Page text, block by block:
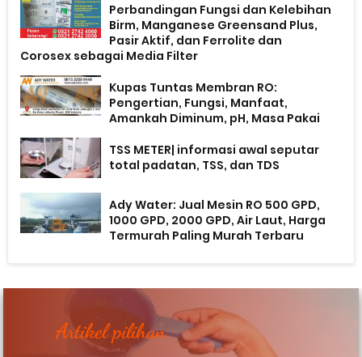
Perbandingan Fungsi dan Kelebihan
Birm, Manganese Greensand Plus,
Pasir Aktif, dan Ferrolite dan
Corosex sebagai Media Filter
Kupas Tuntas Membran RO:
Pengertian, Fungsi, Manfaat,
Amankah Diminum, pH, Masa Pakai
TSS METER| informasi awal seputar
total padatan, TSS, dan TDS
Ady Water: Jual Mesin RO 500 GPD,
1000 GPD, 2000 GPD, Air Laut, Harga
Termurah Paling Murah Terbaru
Artikel pilihan